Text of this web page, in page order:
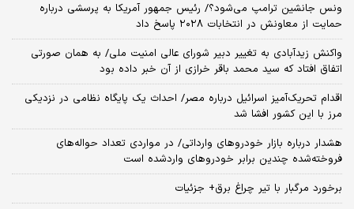
ونس جانشین ترامپ می‌شود؟/ رئیس جمهور آمریکا به پرسشی درباره
حمایت از معاونش در انتخابات ۲۰۲۸ پاسخ داد
واکنش زیدآبادی به تغییر دبیر شورای عالی امنیت ملی/ به همان صورتی
اتفاق افتاد که سید محمد باقر خرازی از آن خبر داده بود
اقدام تحریک‌آمیز اسرائیل درباره مصر/ احداث یک پایگاه نظامی در نزدیکی
مرز با این کشور افشا شد
هشدار درباره بازار خودروهای وارداتی/ در مواردی تعداد حواله‌های
فروخته‌شده چندین برابر خودروهای واردشده است
برخورد مرگبار با تیر چراغ برق+ جزئیات